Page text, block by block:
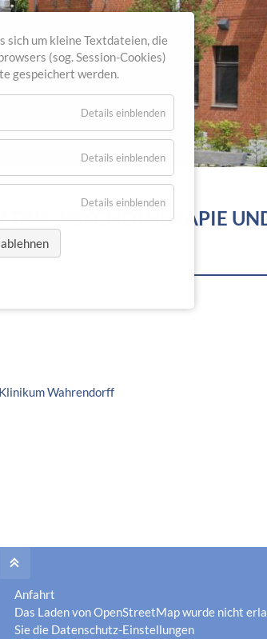
PSYCHOTHERAPIE
Wahrendorff
Anfahrt
Das Laden von OpenStreetMap wurde nicht
Sie die Datenschutz-Einstellungen
sich um kleine Textdateien, die
(sog. Session-Cookies)
gespeichert werden.
Details einblenden
Details einblenden
Details einblenden